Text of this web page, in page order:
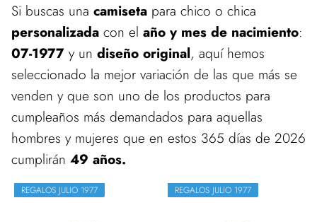
Si buscas una camiseta para chico o chica
personalizada con el año y mes de nacimiento:
07-1977 y un diseño original, aquí hemos
seleccionado la mejor variación de las que más se
venden y que son uno de los productos para
cumpleaños más demandados para aquellas
hombres y mujeres que en estos 365 días de 2026
cumplirán 49 años.
REGALOS JULIO 1977 REGALOS JULIO 1977